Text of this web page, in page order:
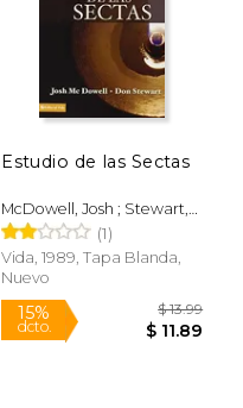
15%
dcto.
Estudio de las Sectas
McDowell, Josh ; Stewart,
Don
(1)
Vida, 1989, Tapa Blanda,
Nuevo